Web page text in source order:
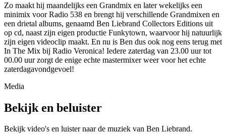
Zo maakt hij maandelijks een Grandmix en later wekelijks een
minimix voor Radio 538 en brengt hij verschillende Grandmixen en
een drietal albums, genaamd Ben Liebrand Collectors Editions uit
op cd, naast zijn eigen productie Funkytown, waarvoor hij natuurlijk
zijn eigen videoclip maakt. En nu is Ben dus ook nog eens terug met
In The Mix bij Radio Veronica! Iedere zaterdag van 23.00 uur tot
00.00 uur zorgt de enige echte mastermixer weer voor het echte
zaterdagavondgevoel!
Media
Bekijk en beluister
Bekijk video's en luister naar de muziek van Ben Liebrand.